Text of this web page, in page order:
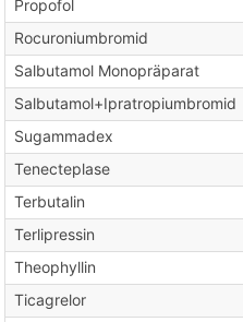
Propofol
Rocuroniumbromid
Salbutamol Monopräparat
Salbutamol+Ipratropiumbromid
Sugammadex
Tenecteplase
Terbutalin
Terlipressin
Theophyllin
Ticagrelor